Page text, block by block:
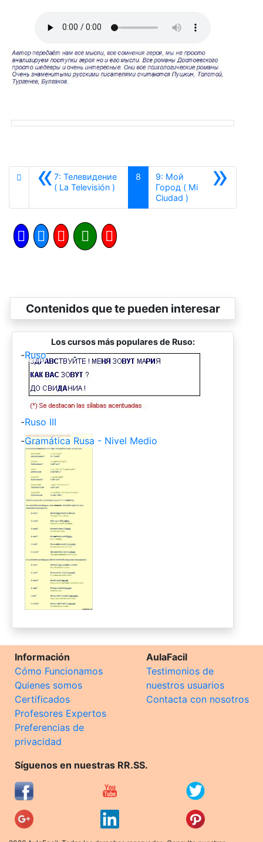
«7: Телевидение
( La Televisión )
8 »
9: Мой
Город ( Mi
Ciudad )
Contenidos que te pueden interesar
Los cursos más populares de Ruso:
-Ruso
-Ruso III
-Gramática Rusa - Nivel Medio
Información
Cómo Funcionamos
Quienes somos
Certificados
Profesores Expertos
Preferencias de
privacidad
AulaFacil
Testimonios de
nuestros usuarios
Contacta con nosotros
Síguenos en nuestras RR.SS.